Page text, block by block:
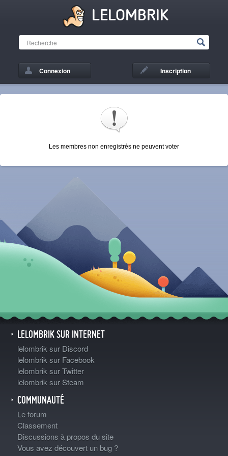
LELOMBRIK
Connexion Inscription
Les membres non enregistrés ne peuvent voter
LELOMBRIK SUR INTERNET
lelombrik sur Discord
lelombrik sur Facebook
lelombrik sur Twitter
lelombrik sur Steam
COMMUNAUTÉ
Le forum
Classement
Discussions à propos du site
Vous avez découvert un bug ?